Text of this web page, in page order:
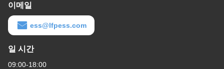
이메일
ess@lfpess.com
일 시간
09:00-18:00